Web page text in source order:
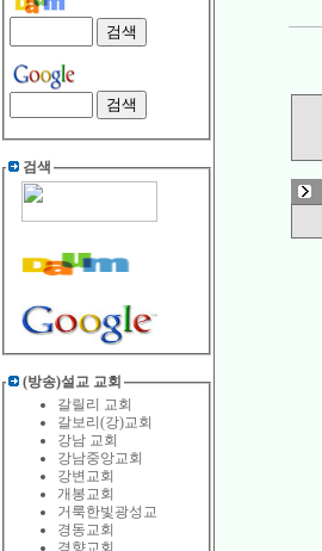
검색
(방송)설교 교회
갈릴리 교회
갈보리(강)교회
강남 교회
강남중앙교회
강변교회
개봉교회
거룩한빛광성교
경동교회
경향교회